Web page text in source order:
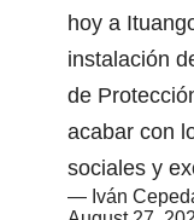
hoy a
instalación
de
acabar con
sociales y
— Iván